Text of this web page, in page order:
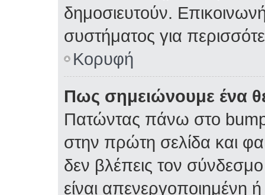
δημοσιευτούν.
συστήματος για
Κορυφή
Πως σημειώνουμε ένα
Πατώντας πάνω στο
στην πρώτη σελίδα και
δεν βλέπεις τον σύνδεσμο
είναι απενεργοποιημένη